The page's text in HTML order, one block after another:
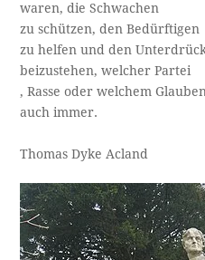
waren, die Schwachen
zu schützen, den Bedürftigen
zu helfen und den
beizustehen, welcher Partei
, Rasse oder welchem
auch immer.
Thomas Dyke Acland